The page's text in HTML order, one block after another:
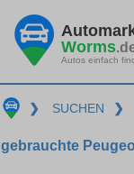
Worms
Autos einfach
❯ SUCHEN ❯
gebrauchte